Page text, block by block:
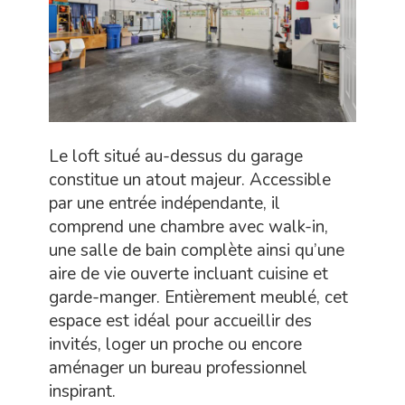
Le loft situé au-dessus du garage
constitue un atout majeur. Accessible
par une entrée indépendante, il
comprend une chambre avec walk-in,
une salle de bain complète ainsi qu’une
aire de vie ouverte incluant cuisine et
garde-manger. Entièrement meublé, cet
espace est idéal pour accueillir des
invités, loger un proche ou encore
aménager un bureau professionnel
inspirant.